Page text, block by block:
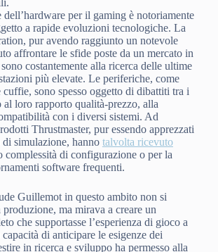
dell’hardware per il gaming è notoriamente
a rapide evoluzioni tecnologiche. La
pur avendo raggiunto un notevole
affrontare le sfide poste da un mercato in
costantemente alla ricerca delle ultime
più elevate. Le periferiche, come
sono spesso oggetto di dibattiti tra i
loro rapporto qualità-prezzo, alla
con i diversi sistemi. Ad
Thrustmaster, pur essendo apprezzati
simulazione, hanno talvolta ricevuto
di configurazione o per la
software frequenti.
Guillemot in questo ambito non si
ma mirava a creare un
che supportasse l’esperienza di gioco a
di anticipare le esigenze dei
in ricerca e sviluppo ha permesso alla